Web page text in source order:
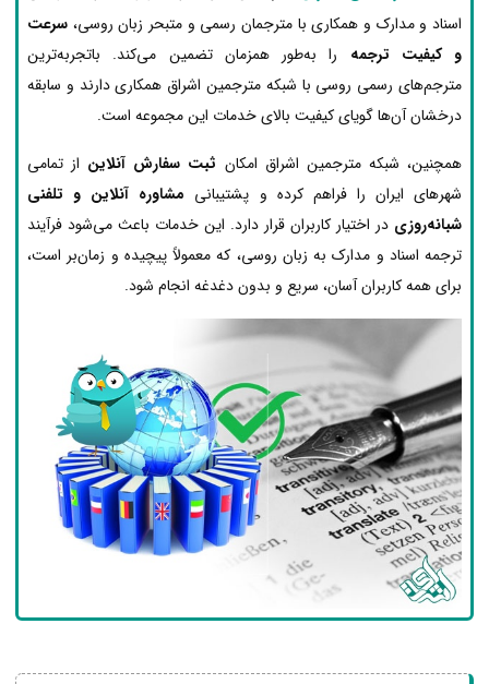
اسناد و مدارک و همکاری با مترجمان رسمی و متبحر زبان روسی، سرعت
و کیفیت ترجمه را به‌طور همزمان تضمین می‌کند. باتجربه‌ترین
مترجم‌های رسمی روسی با شبکه مترجمین اشراق همکاری دارند و سابقه
درخشان آن‌ها گویای کیفیت بالای خدمات این مجموعه است.
همچنین، شبکه مترجمین اشراق امکان ثبت سفارش آنلاین از تمامی
شهرهای ایران را فراهم کرده و پشتیبانی مشاوره آنلاین و تلفنی
شبانه‌روزی در اختیار کاربران قرار دارد. این خدمات باعث می‌شود فرآیند
ترجمه اسناد و مدارک به زبان روسی، که معمولاً پیچیده و زمان‌بر است،
برای همه کاربران آسان، سریع و بدون دغدغه انجام شود.